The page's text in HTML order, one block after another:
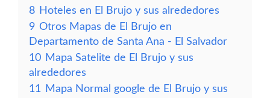
8 Hoteles en El Brujo y sus alrededores
9 Otros Mapas de El Brujo en
Departamento de Santa Ana - El Salvador
10 Mapa Satelite de El Brujo y sus
alrededores
11
Mapa Normal google de El Brujo y sus